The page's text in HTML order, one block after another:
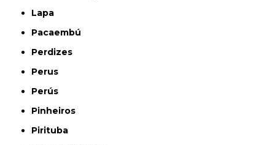
Lapa
Pacaembú
Perdizes
Perus
Perús
Pinheiros
Pirituba